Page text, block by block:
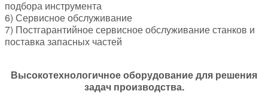
подбора инструмента
6) Сервисное обслуживание
7) Постгарантийное сервисное обслуживание станков и
поставка запасных частей
Высокотехнологичное оборудование для решения
задач производства.